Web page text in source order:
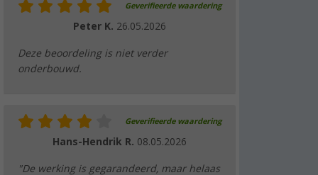
Geverifieerde waardering
Peter K. 26.05.2026
Deze beoordeling is niet verder
onderbouwd.
Geverifieerde waardering
Hans-Hendrik R. 08.05.2026
"De werking is gegarandeerd, maar helaas